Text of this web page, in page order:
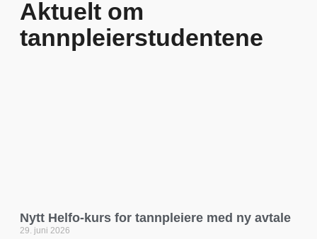
Aktuelt om
tannpleierstudentene
Nytt Helfo-kurs for tannpleiere med ny avtale
29. juni 2026